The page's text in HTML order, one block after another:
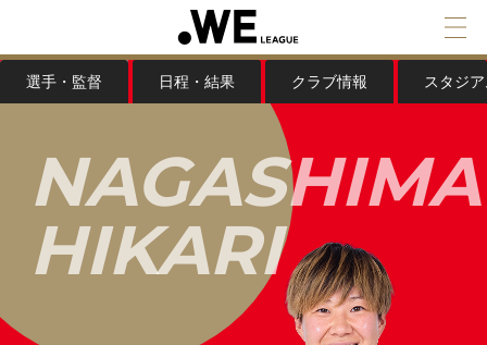
選手・監督 日程・結果 クラブ情報 スタジ
NAGASHIMA
HIKARI